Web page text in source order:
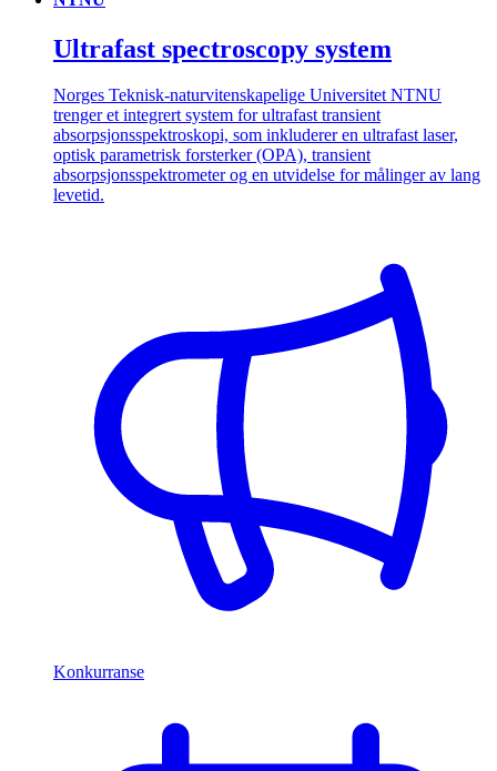
Ultrafast spectroscopy system
Norges Teknisk-naturvitenskapelige Universitet NTNU
trenger et integrert system for ultrafast transient
absorpsjonsspektroskopi, som inkluderer en ultrafast laser,
optisk parametrisk forsterker (OPA), transient
absorpsjonsspektrometer og en utvidelse for målinger av lang
levetid.
Konkurranse